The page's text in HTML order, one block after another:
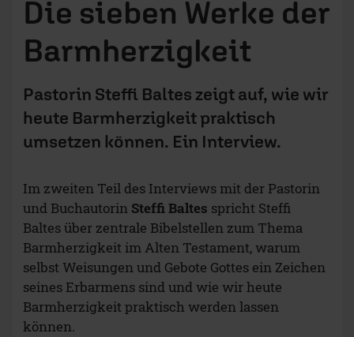
Die sieben Werke der
Barmherzigkeit
Pastorin Steffi Baltes zeigt auf, wie wir
heute Barmherzigkeit praktisch
umsetzen können. Ein Interview.
Im zweiten Teil des Interviews mit der Pastorin
und Buchautorin Steffi Baltes spricht Steffi
Baltes über zentrale Bibelstellen zum Thema
Barmherzigkeit im Alten Testament, warum
selbst Weisungen und Gebote Gottes ein Zeichen
seines Erbarmens sind und wie wir heute
Barmherzigkeit praktisch werden lassen
können.